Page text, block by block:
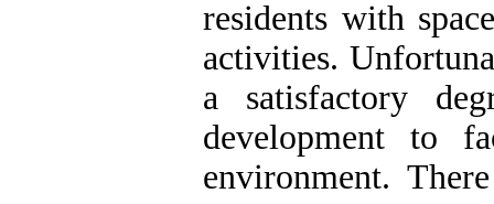
residents with
activities.
a satisfactory
development to
environment.